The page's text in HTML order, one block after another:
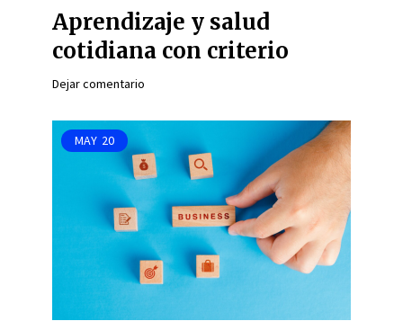
Aprendizaje y salud
cotidiana con criterio
Dejar comentario
MAY 20